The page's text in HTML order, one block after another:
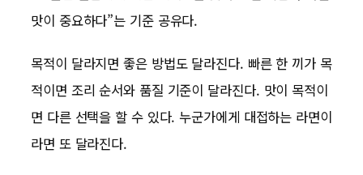
맛이 중요하다”는 기준 공유다.
목적이 달라지면 좋은 방법도 달라진다. 빠른 한 끼가 목
적이면 조리 순서와 품질 기준이 달라진다. 맛이 목적이
면 다른 선택을 할 수 있다. 누군가에게 대접하는 라면이
라면 또 달라진다.